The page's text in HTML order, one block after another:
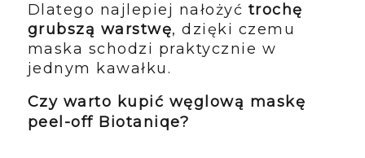
Dlatego najlepiej nałożyć trochę
grubszą warstwę, dzięki czemu
maska schodzi praktycznie w
jednym kawałku.
Czy warto kupić węglową maskę
peel-off Biotaniqe?